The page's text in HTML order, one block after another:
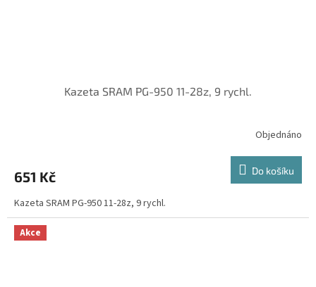
Kazeta SRAM PG-950 11-28z, 9 rychl.
Objednáno
651 Kč Do košíku
Kazeta SRAM PG-950 11-28z, 9 rychl.
Akce